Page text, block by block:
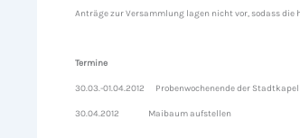
Anträge zur Versammlung lagen nicht vor, sodass
Termine
30.03.-01.04.2012 Probenwochenende der
30.04.2012 Maibaum aufstellen